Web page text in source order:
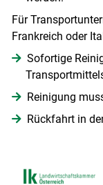
Für
Frankreich oder
Sofortige
Reinigung
Rückfahrt in